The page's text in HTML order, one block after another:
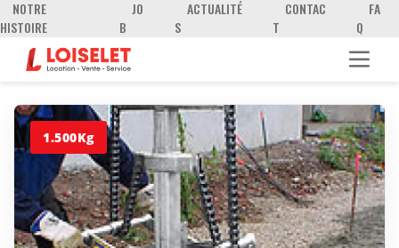
NOTRE
HISTOIRE
JO
B
ACTUALITÉ
S
CONTAC
T
FA
Q
1.500Kg